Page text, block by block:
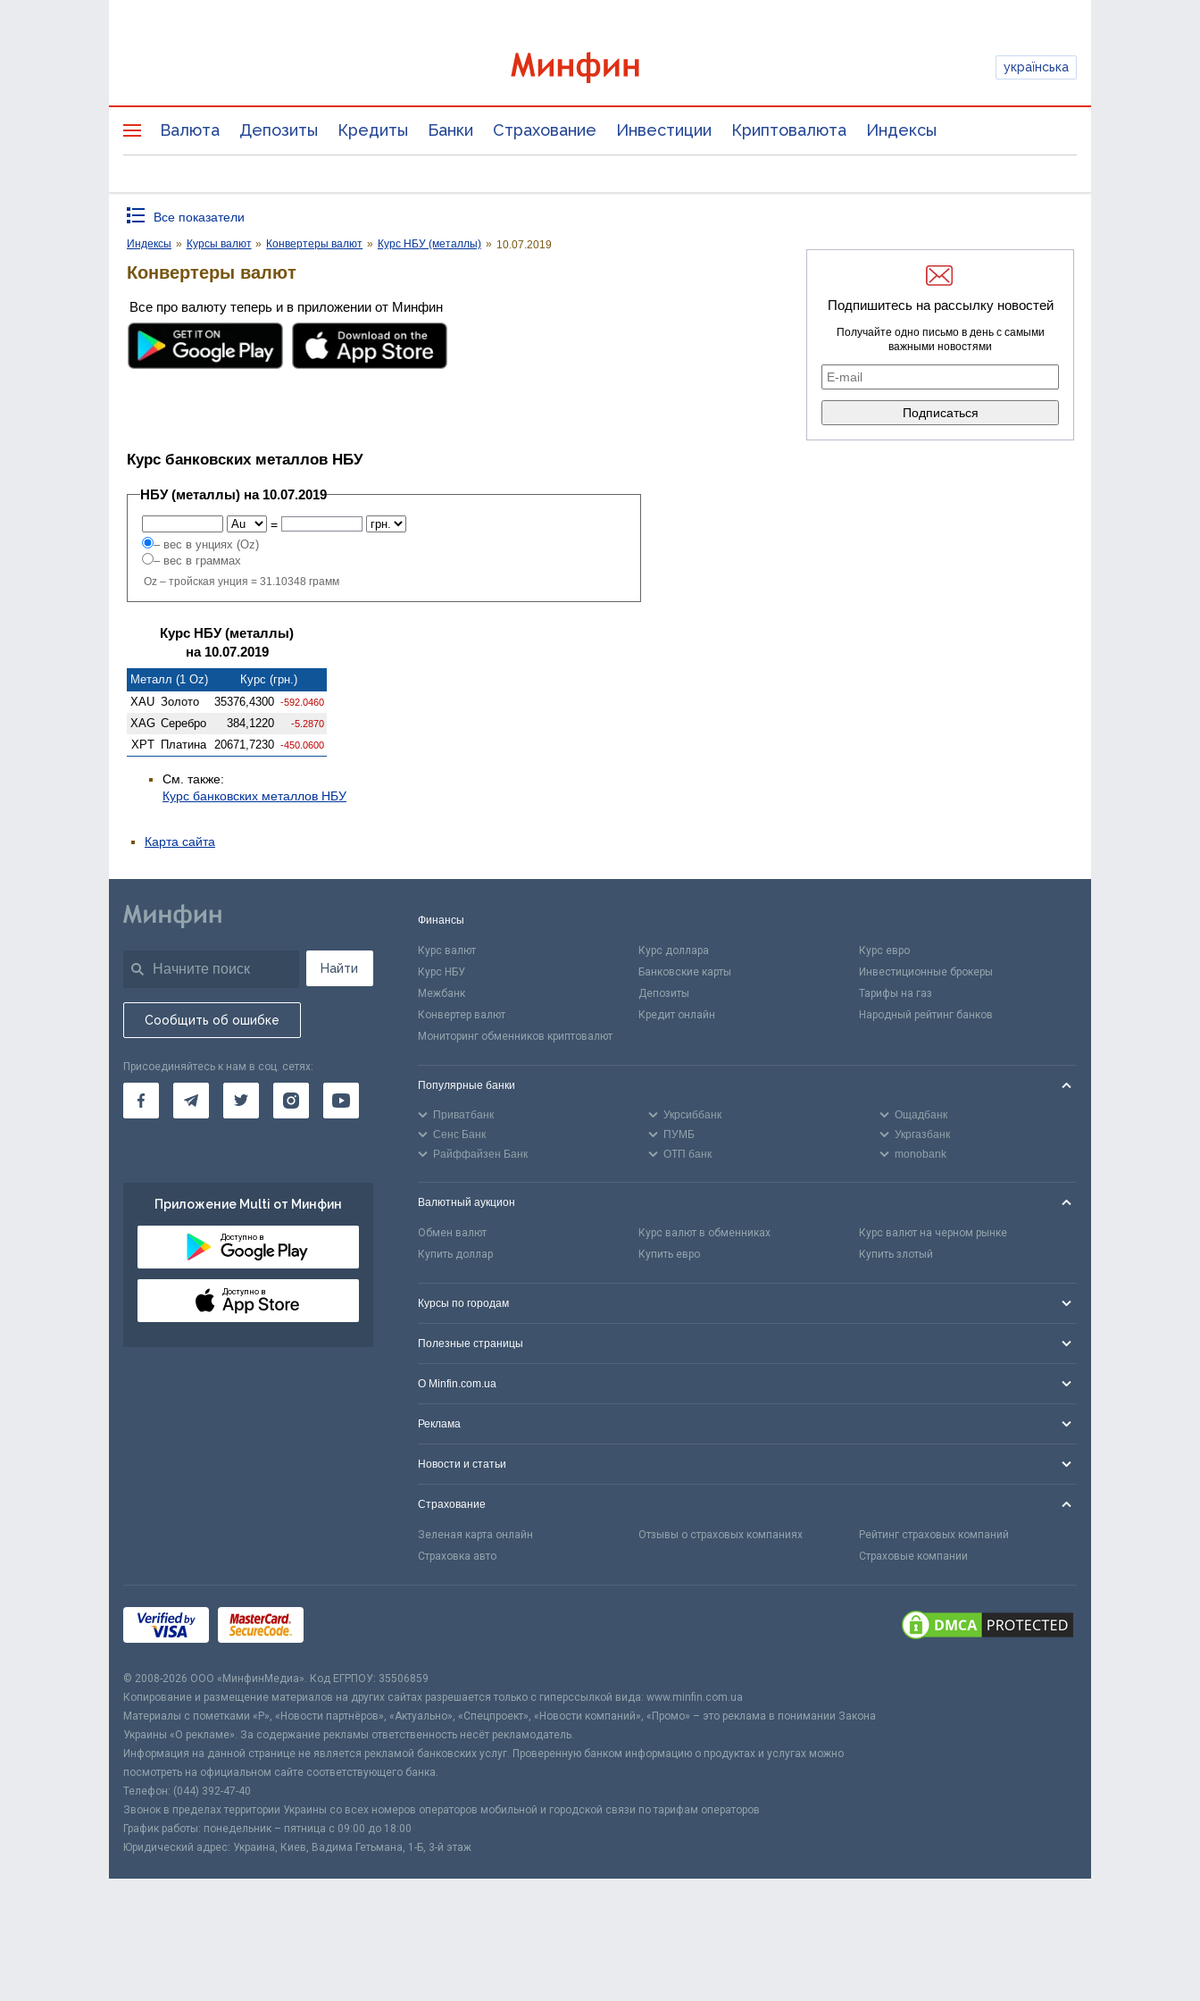
українська
Валюта Депозиты Кредиты Банки Страхование Инвестиции Криптовалюта Индексы
Все показатели
Индексы » Курсы валют » Конвертеры валют » Курс НБУ (металлы) » 10.07.2019
Конвертеры валют
Все про валюту теперь и в приложении от Минфин
Курс банковских металлов НБУ
НБУ (металлы) на 10.07.2019
=
– вес в унциях (Oz)
– вес в граммах
Oz – тройская унция = 31.10348 грамм
Курс НБУ (металлы)
на 10.07.2019
Металл (1 Oz)
Курс (грн.)
XAU Золото 35376,4300 -592.0460
XAG Серебро 384,1220 -5.2870
XPT Платина 20671,7230 -450.0600
См. также:
Курс банковских металлов НБУ
Подпишитесь на рассылку новостей
Получайте одно письмо в день с самыми
важными новостями
Карта сайта
Найти
Сообщить об ошибке
Присоединяйтесь к нам в соц. сетях:
Приложение Multi от Минфин
Доступно в
Доступно в
Финансы
Курс валют Курс доллара
Курс евро
Курс НБУ
Банковские карты
Инвестиционные брокеры
Межбанк
Депозиты
Тарифы на газ
Конвертер валют
Кредит онлайн
Народный рейтинг банков
Мониторинг обменников криптовалют
Популярные банки
Приватбанк Укрсиббанк
Ощадбанк
Сенс Банк
ПУМБ
Укргазбанк
Райффайзен Банк
ОТП банк monobank
Валютный аукцион
Обмен валют Курс валют в обменниках
Курс валют на черном рынке
Купить доллар
Купить евро Купить злотый
Курсы по городам
Полезные страницы
О Minfin.com.ua
Реклама
Новости и статьи
Страхование
Зеленая карта онлайн Отзывы о страховых компаниях
Рейтинг страховых компаний
Страховка авто
Страховые компании
© 2008-2026 ООО «МинфинМедиа». Код ЕГРПОУ: 35506859
Копирование и размещение материалов на других сайтах разрешается только с гиперссылкой вида: www.minfin.com.ua
Материалы с пометками «Р», «Новости партнёров», «Актуально», «Спецпроект», «Новости компаний», «Промо» – это реклама в понимании Закона
Украины «О рекламе». За содержание рекламы ответственность несёт рекламодатель.
Информация на данной странице не является рекламой банковских услуг. Проверенную банком информацию о продуктах и услугах можно
посмотреть на официальном сайте соответствующего банка.
Телефон: (044) 392-47-40
Звонок в пределах территории Украины со всех номеров операторов мобильной и городской связи по тарифам операторов
График работы: понедельник – пятница с 09:00 до 18:00
Юридический адрес: Украина, Киев, Вадима Гетьмана, 1-Б, 3-й этаж